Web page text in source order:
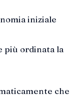
iniziale
più ordinata la
che